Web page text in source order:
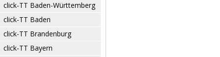
click-TT Baden-Württemberg
click-TT Baden
click-TT Brandenburg
click-TT Bayern